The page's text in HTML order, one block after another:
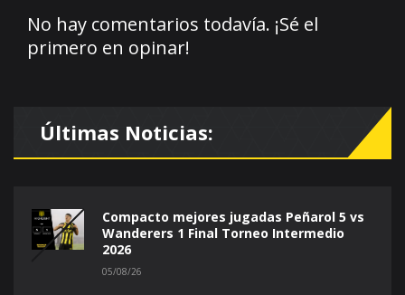
No hay comentarios todavía. ¡Sé el
primero en opinar!
Últimas Noticias:
Compacto mejores jugadas Peñarol 5 vs
Wanderers 1 Final Torneo Intermedio
2026
05/08/26